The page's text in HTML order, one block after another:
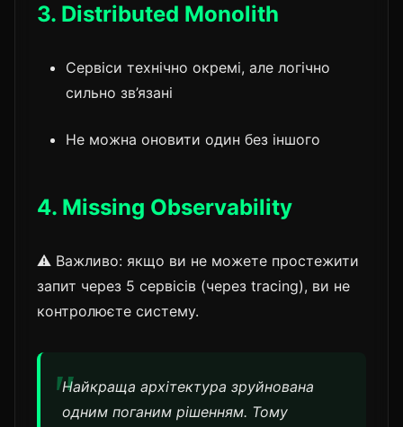
3. Distributed Monolith
Сервіси технічно окремі, але логічно
сильно зв’язані
Не можна оновити один без іншого
4. Missing Observability
⚠️ Важливо: якщо ви не можете простежити
запит через 5 сервісів (через tracing), ви не
контролюєте систему.
Найкраща архітектура зруйнована
одним поганим рішенням. Тому